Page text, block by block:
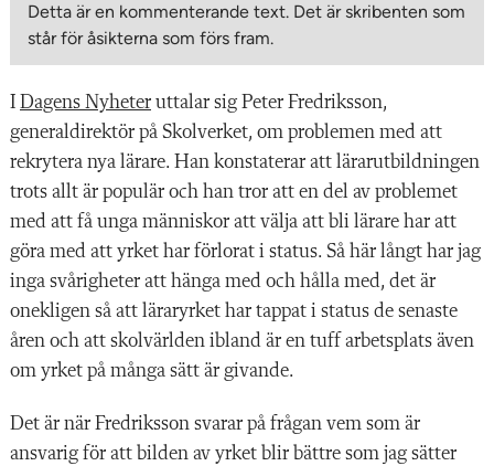
Detta är en kommenterande text. Det är skribenten som
står för åsikterna som förs fram.
I Dagens Nyheter uttalar sig Peter Fredriksson,
generaldirektör på Skolverket, om problemen med att
rekrytera nya lärare. Han konstaterar att lärarutbildningen
trots allt är populär och han tror att en del av problemet
med att få unga människor att välja att bli lärare har att
göra med att yrket har förlorat i status. Så här långt har jag
inga svårigheter att hänga med och hålla med, det är
onekligen så att läraryrket har tappat i status de senaste
åren och att skolvärlden ibland är en tuff arbetsplats även
om yrket på många sätt är givande.
Det är när Fredriksson svarar på frågan vem som är
ansvarig för att bilden av yrket blir bättre som jag sätter